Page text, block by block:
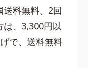
送料無料、2回
は、3,300円以
で、送料無料